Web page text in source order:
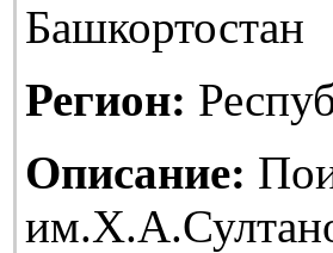
Башкортостан
Регион:
Описание: